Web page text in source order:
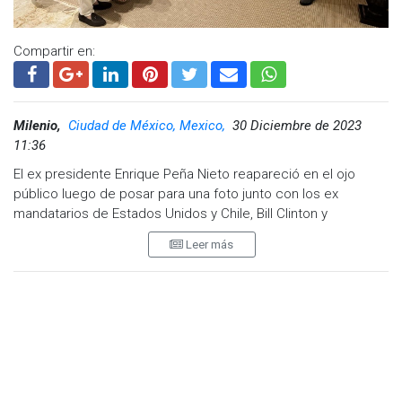
Compartir en:
Milenio, Ciudad de México, Mexico, 30 Diciembre de 2023
11:36
El ex presidente Enrique Peña Nieto reapareció en el ojo
público luego de posar para una foto junto con los ex
mandatarios de Estados Unidos y Chile, Bill Clinton y
Sebastián Piñera, respectivamente.
Leer más